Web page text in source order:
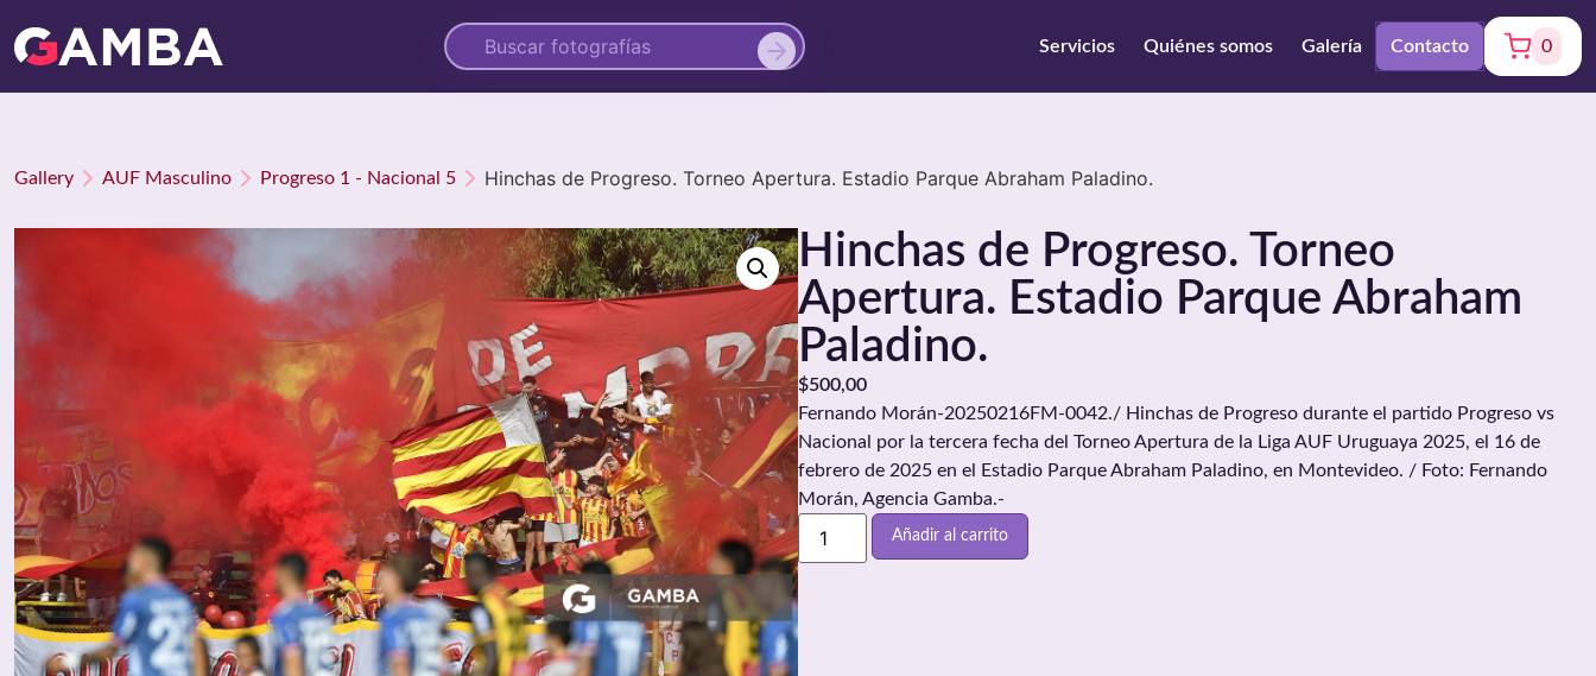
Servicios Quiénes somos Galería Contacto 0
Gallery AUF Masculino Progreso 1 - Nacional 5 Hinchas de Progreso. Torneo Apertura. Estadio Parque Abraham Paladino.
Hinchas de Progreso. Torneo
Apertura. Estadio Parque Abraham
Paladino.
$500,00
Fernando Morán-20250216FM-0042./ Hinchas de Progreso durante el partido Progreso vs
Nacional por la tercera fecha del Torneo Apertura de la Liga AUF Uruguaya 2025, el 16 de
febrero de 2025 en el Estadio Parque Abraham Paladino, en Montevideo. / Foto: Fernando
Morán, Agencia Gamba.-
Añadir al carrito